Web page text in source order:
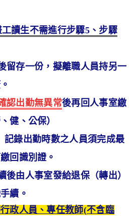
讀生不需進行步驟5、步驟
留存一份，擬離職人員持另一
認出勤無異常後再回人事室繳
健、公保）
錄出勤時數之人員須完成最
回識別證。
後由人事室發給退保（轉出）
續。
政人員、專任教師(不含臨